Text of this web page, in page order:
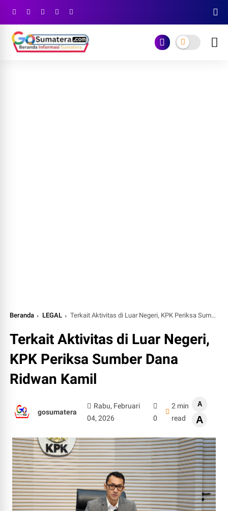
Beranda LEGAL Terkait Aktivitas di Luar Negeri, KPK Periksa Sumber Dana Ridwan Kamil
Terkait Aktivitas di Luar Negeri,
KPK Periksa Sumber Dana
Ridwan Kamil
gosumatera
Rabu, Februari
04, 2026
0
2 min
read
A
A